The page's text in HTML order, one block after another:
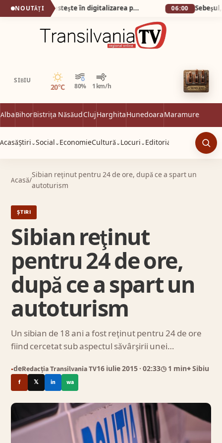
NOUTĂȚI Castel Transilvania investește în digitalizarea proceselor tehnologice interne 06:00 Sebeșul,
SIBIU
20°C 80% 1 km/h
Senin
AlbaBihorBistrița NăsăudClujHarghitaHunedoaraMaramureș
AcasăȘtiri ⌄Social ⌄ EconomieCultură ⌄ Locuri ⌄ Editorial
Acasă/
Sibian reţinut pentru 24 de ore, după ce a spart un
autoturism
ȘTIRI
Sibian reţinut
pentru 24 de ore,
după ce a spart un
autoturism
Un sibian de 18 ani a fost reţinut pentru 24 de ore
fiind cercetat sub aspectul săvârşirii unei…
●deRedacția Transilvania TV16 iulie 2015 · 02:33◷ 1 min⌖ Sibiu
f 𝕏 in wa